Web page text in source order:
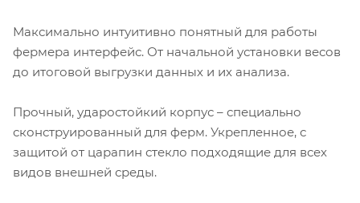
Максимально интуитивно понятный для работы
фермера интерфейс. От начальной установки весов
до итоговой выгрузки данных и их анализа.
Прочный, ударостойкий корпус – специально
сконструированный для ферм. Укрепленное, с
защитой от царапин стекло подходящие для всех
видов внешней среды.